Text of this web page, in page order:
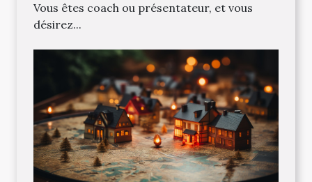
Vous êtes coach ou présentateur, et vous
désirez...